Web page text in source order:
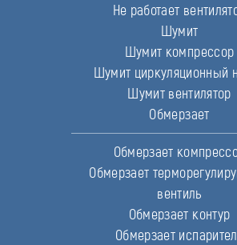
Не работает
Шумит
Шумит компрессор
Шумит циркуляционный
Шумит вентилятор
Обмерзает
Обмерзает
Обмерзает
вентиль
Обмерзает контур
Обмерзает